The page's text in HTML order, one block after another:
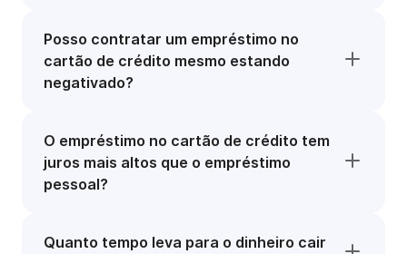
Posso contratar um empréstimo no
cartão de crédito mesmo estando
negativado?
O empréstimo no cartão de crédito tem
juros mais altos que o empréstimo
pessoal?
Quanto tempo leva para o dinheiro cair